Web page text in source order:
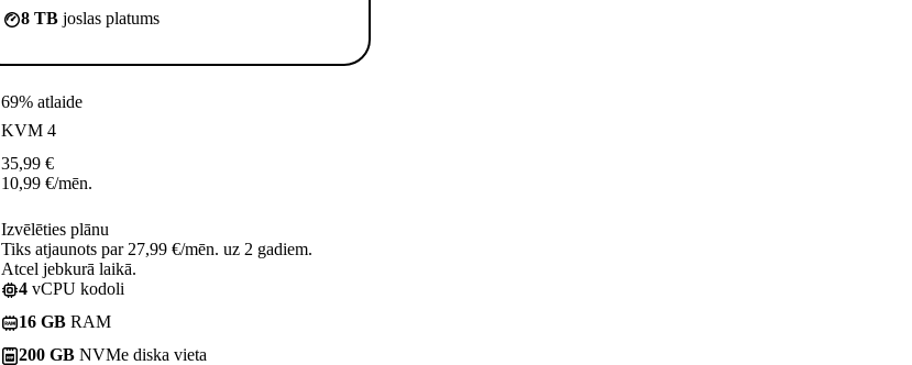
8 TB joslas platums
69% atlaide
KVM 4
35,99 €
10,99 €/mēn.
Izvēlēties plānu
Tiks atjaunots par 27,99 €/mēn. uz 2 gadiem.
Atcel jebkurā laikā.
4 vCPU kodoli
16 GB RAM
200 GB NVMe diska vieta